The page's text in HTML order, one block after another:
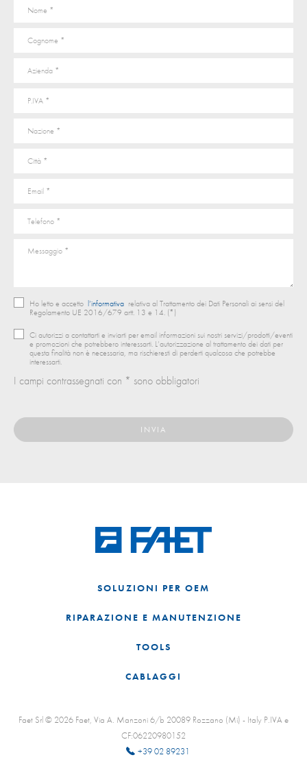
Ho letto e accetto l’informativa relativa al Trattamento dei Dati Personali ai sensi del
Regolamento UE 2016/679 artt. 13 e 14. (*)
Ci autorizzi a contattarti e inviarti per email informazioni sui nostri servizi/prodotti/eventi
e promozioni che potrebbero interessarti. L’autorizzazione al trattamento dei dati per
questa finalità non è necessaria, ma rischieresti di perderti qualcosa che potrebbe
interessarti.
I campi contrassegnati con * sono obbligatori
SOLUZIONI PER OEM
RIPARAZIONE E MANUTENZIONE
TOOLS
CABLAGGI
Faet Srl © 2026 Faet, Via A. Manzoni 6/b 20089 Rozzano (Mi) - Italy P.IVA e
CF:06220980152
+39 02 89231